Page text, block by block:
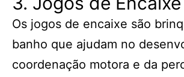
Os jogos de encaixe são
banho que ajudam no
coordenação motora e da